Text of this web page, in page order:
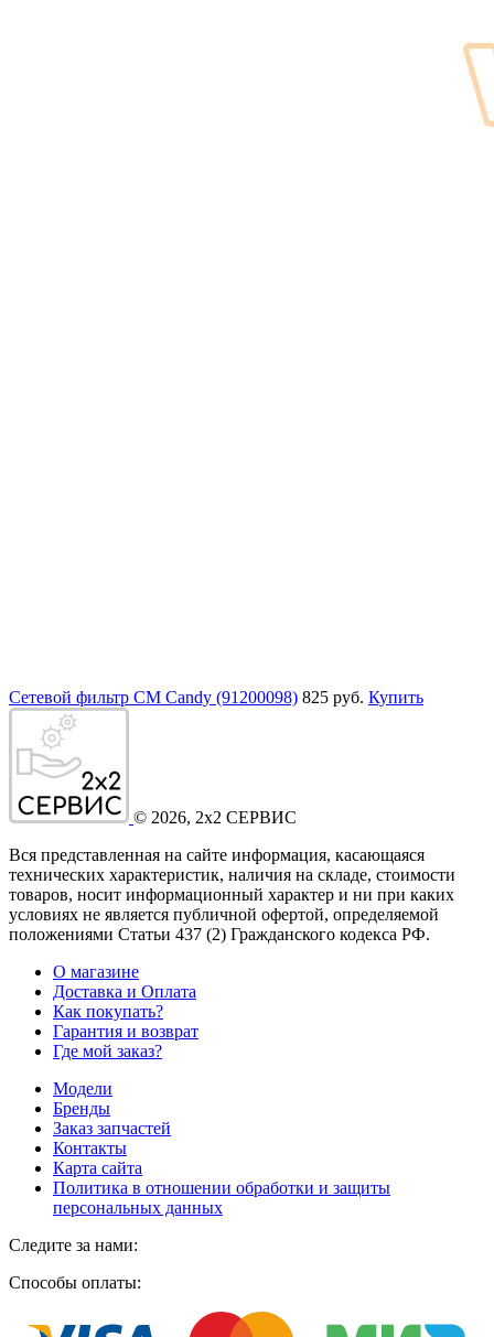
Сетевой фильтр СМ Candy (91200098) 825 руб. Купить
© 2026, 2x2 СЕРВИС
Вся представленная на сайте информация, касающаяся
технических характеристик, наличия на складе, стоимости
товаров, носит информационный характер и ни при каких
условиях не является публичной офертой, определяемой
положениями Статьи 437 (2) Гражданского кодекса РФ.
О магазине
Доставка и Оплата
Как покупать?
Гарантия и возврат
Где мой заказ?
Модели
Бренды
Заказ запчастей
Контакты
Карта сайта
Политика в отношении обработки и защиты
персональных данных
Следите за нами:
Способы оплаты: